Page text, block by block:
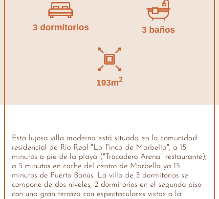
3 dormitorios 3 baños
193m2
Esta lujosa villa moderna está situada en la comunidad
residencial de Río Real "La Finca de Marbella", a 15
minutos a pie de la playa ("Trocadero Arena" restaurante),
a 5 minutos en coche del centro de Marbella ya 15
minutos de Puerto Banús. La villa de 3 dormitorios se
compone de dos niveles, 2 dormitorios en el segundo piso
con una gran terraza con espectaculares vistas a la